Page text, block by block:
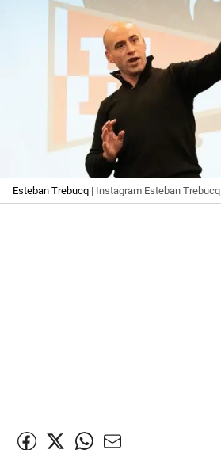
Esteban Trebucq | Instagram Esteban Trebucq